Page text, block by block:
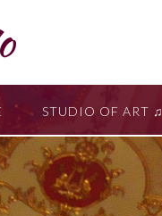
STUDIO OF ART ♫